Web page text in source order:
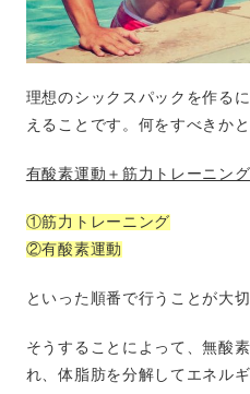
理想のシックスパックを作る
えることです。何をすべきか
有酸素運動＋筋力トレーニング
①筋力トレーニング
②有酸素運動
といった順番で行うことが大切
そうすることによって、無酸
れ、体脂肪を分解してエネル